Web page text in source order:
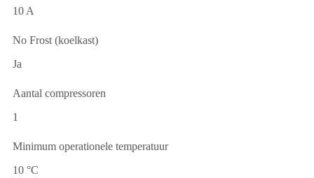
10 A
No Frost (koelkast)
Ja
Aantal compressoren
1
Minimum operationele temperatuur
10 °C